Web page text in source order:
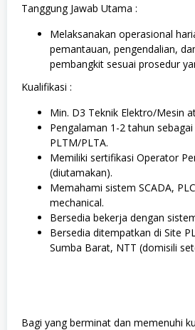
Tanggung Jawab Utama :
Melaksanakan operasional
pemantauan, pengendalian,
pembangkit sesuai prosedur
Kualifikasi :
Min. D3 Teknik Elektro/Mesin
Pengalaman 1-2 tahun
PLTM/PLTA.
Memiliki sertifikasi Operator
(diutamakan).
Memahami sistem SCADA,
mechanical.
Bersedia bekerja dengan
Bersedia ditempatkan di Site
Sumba Barat, NTT (domisili
Bagi yang berminat dan memenuhi